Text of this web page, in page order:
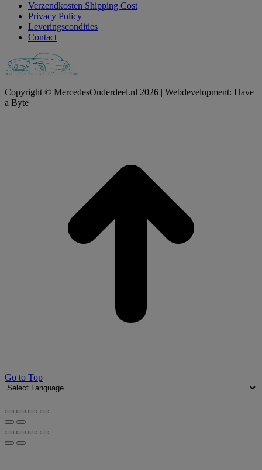
Verzendkosten Shipping Cost
Privacy Policy
Leveringscondities
Contact
Copyright © MercedesOnderdeel.nl 2026 | Webdevelopment: Have
a Byte
Go to Top